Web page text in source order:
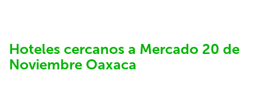
Hoteles cercanos a Mercado 20 de
Noviembre Oaxaca